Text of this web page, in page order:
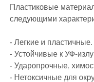
Пластиковые
следующими
- Легкие и пластичные.
- Устойчивые к УФ-
- Ударопрочные,
- Нетоксичные для